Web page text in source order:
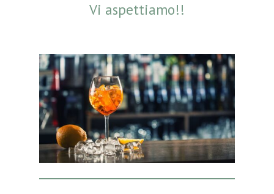
Vi aspettiamo!!